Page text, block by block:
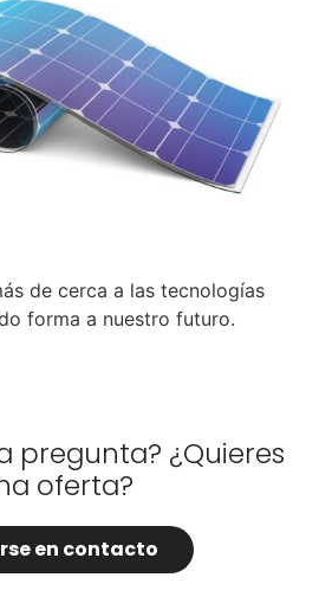
de cerca a las tecnologías
forma a nuestro futuro.
pregunta? ¿Quieres
oferta?
en contacto